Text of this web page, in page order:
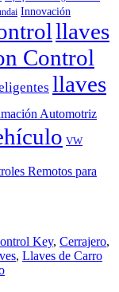
Innovación
llaves
Control
llaves
Automotriz
VW
Key, Cerrajero,
, Llaves de Carro